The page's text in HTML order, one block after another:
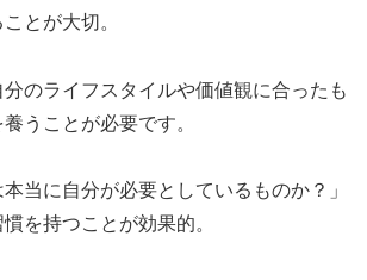
とが大切。
のライフスタイルや価値観に合ったも
うことが必要です。
当に自分が必要としているものか？」
を持つことが効果的。